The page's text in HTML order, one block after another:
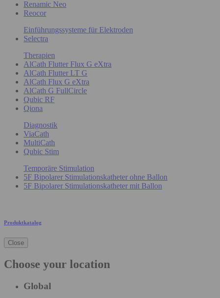
Renamic Neo
Reocor
Einführungssysteme für Elektroden
Selectra
Therapien
AlCath Flutter Flux G eXtra
AlCath Flutter LT G
AlCath Flux G eXtra
AlCath G FullCircle
Qubic RF
Qiona
Diagnostik
ViaCath
MultiCath
Qubic Stim
Temporäre Stimulation
5F Bipolarer Stimulationskatheter ohne Ballon
5F Bipolarer Stimulationskatheter mit Ballon
Produktkatalog
Close
Choose your location
Global